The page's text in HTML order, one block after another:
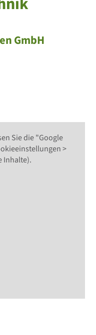
GmbH
Sie die "Google
>
Inhalte).